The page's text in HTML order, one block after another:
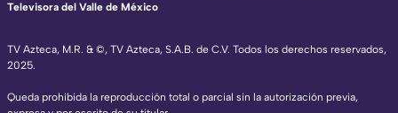
TV Azteca, M.R. & ©, TV Azteca, S.A.B. de C.V. Todos los derechos reservados,
2025.
Queda prohibida la reproducción total o parcial sin la autorización previa,
Televisora del Valle de México